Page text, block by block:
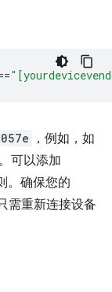
057e
，例如，如
可以添加
。确保您的
需重新连接设备